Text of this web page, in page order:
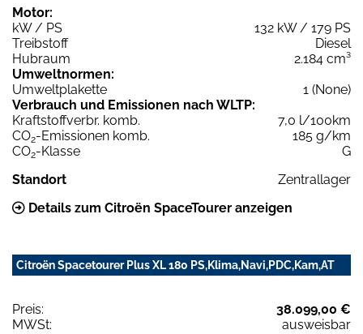
Motor:
kW / PS
132 kW / 179 PS
Treibstoff
Diesel
Hubraum
2.184 cm³
Umweltnormen:
Umweltplakette
1 (None)
Verbrauch und Emissionen nach WLTP:
Kraftstoffverbr. komb.
7,0 l/100km
CO2-Emissionen komb.
185 g/km
CO2-Klasse
G
Standort
Zentrallager
Details zum Citroën SpaceTourer anzeigen
Citroën Spacetourer Plus XL 180 PS,Klima,Navi,PDC,Kam,AT
Preis:
38.099,00 €
MWSt:
ausweisbar